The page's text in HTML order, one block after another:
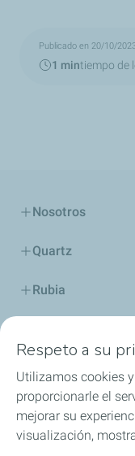
Publicado en 20/10/
1 mintiempo de
Nosotros
Quartz
Rubia
Lubricantes y
Distribuidores
TWC
Respeto a su
Utilizamos cookies
proporcionarle el
mejorar su
visualización,